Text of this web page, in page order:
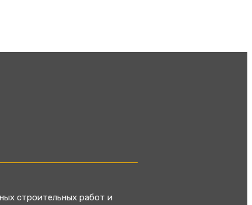
строительных работ и